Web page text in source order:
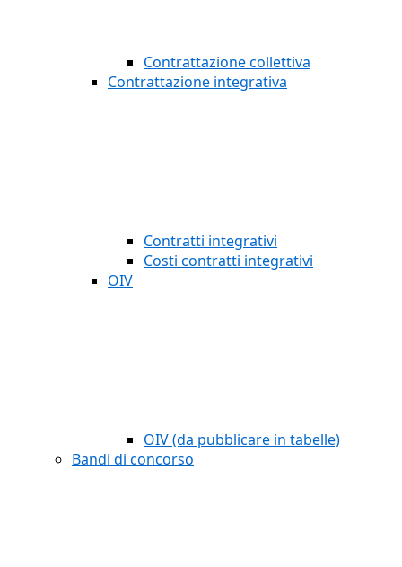
Contrattazione collettiva
Contrattazione integrativa
Contratti integrativi
Costi contratti integrativi
OIV
OIV (da pubblicare in tabelle)
Bandi di concorso